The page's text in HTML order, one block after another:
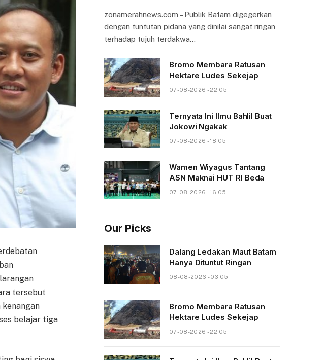
tersebut
belajar tiga
zonamerahnews.com – Publik Batam digegerkan
dengan tuntutan pidana yang dinilai sangat ringan
terhadap tujuh terdakwa…
Bromo Membara Ratusan
Hektare Ludes Sekejap
07-08-2026 - 22.05
Ternyata Ini Ilmu Bahlil Buat
Jokowi Ngakak
07-08-2026 - 18.05
Wamen Wiyagus Tantang
ASN Maknai HUT RI Beda
07-08-2026 - 16.05
Our Picks
Dalang Ledakan Maut Batam
Hanya Dituntut Ringan
08-08-2026 - 03.05
Bromo Membara Ratusan
Hektare Ludes Sekejap
07-08-2026 - 22.05